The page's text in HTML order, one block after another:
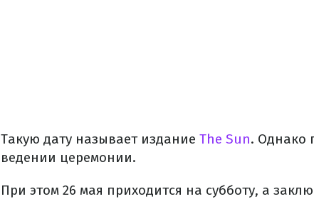
Такую дату называет издание The Sun. Однако
ведении церемонии.
При этом 26 мая приходится на субботу, а